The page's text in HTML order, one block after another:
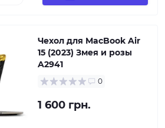
Чехол для MacBook Air
15 (2023) Змея и розы
A2941
0
1 600 грн.